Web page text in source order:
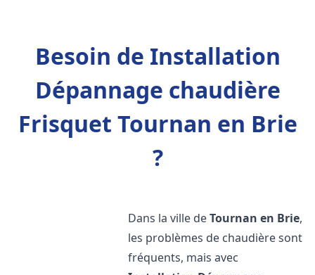
Besoin de Installation
Dépannage chaudière
Frisquet Tournan en Brie
?
Dans la ville deTournan en Brie,
les problèmes de chaudière sont
fréquents, mais avec